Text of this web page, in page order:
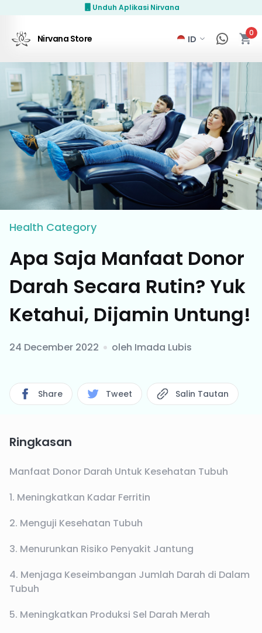
Unduh Aplikasi Nirvana
Nirvana Store 0
Health Category
Apa Saja Manfaat Donor
Darah Secara Rutin? Yuk
Ketahui, Dijamin Untung!
24 December 2022 oleh Imada Lubis
Share Tweet Salin Tautan
Ringkasan
Manfaat Donor Darah Untuk Kesehatan Tubuh
1. Meningkatkan Kadar Ferritin
2. Menguji Kesehatan Tubuh
3. Menurunkan Risiko Penyakit Jantung
4. Menjaga Keseimbangan Jumlah Darah di Dalam
Tubuh
5. Meningkatkan Produksi Sel Darah Merah